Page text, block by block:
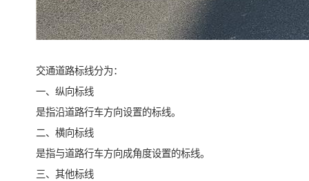
交通道路标线分为：
一、纵向标线
是指沿道路行车方向设置的标线。
二、横向标线
是指与道路行车方向成角度设置的标线。
三、其他标线